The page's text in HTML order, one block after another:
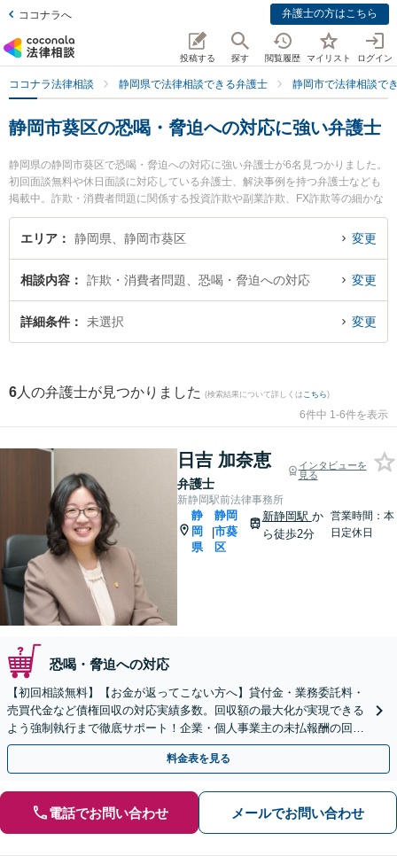
ココナラへ 弁護士の方はこちら
投稿する 探す 閲覧履歴 マイリスト ログイン
ココナラ法律相談 静岡県で法律相談できる弁護士 静岡市で法律相談で
静岡市葵区の恐喝・脅迫への対応に強い弁護士
静岡県の静岡市葵区で恐喝・脅迫への対応に強い弁護士が6名見つかりました。
初回面談無料や休日面談に対応している弁護士、解決事例を持つ弁護士なども
掲載中。詐欺・消費者問題に関係する投資詐欺や副業詐欺、FX詐欺等の細かな
分野での絞り込み検索もでき便利です。特に新静岡駅前法律事務所の日吉 加奈
恵弁護士や弁護士法人市民の森静岡第一法律事務所の西澤 美和子弁護士、静岡
喝・脅迫への対応のトラブルを今すぐに弁護士に相談したい』『恐喝・脅迫へ
の対応のトラブル解決の実績豊富な近くの弁護士を検索したい』『初回相談無
料で恐喝・脅迫への対応を法律相談できる静岡市葵区内の弁護士に相談予約し
エリア 静岡県、静岡市葵区 変更
相談内容 詐欺・消費者問題、恐喝・脅迫への対応 変更
詳細条件 未選択 変更
6 人の弁護士が見つかりました (検索結果について詳しくは こちら)
6件中 1-6件を表示
日吉 加奈恵
弁護士
インタビューを
見る
新静岡駅前法律事務所
静
岡
県
|
静岡
市葵
区
新静岡駅 か
ら徒歩2分
営業時間：本
日定休日
恐喝・脅迫への対応
【初回相談無料】【お金が返ってこない方へ】貸付金・業務委託料・
売買代金など債権回収の対応実績多数。回収額の最大化が実現できる
よう強制執行まで徹底サポート！企業・個人事業主の未払報酬の回収
もお任せください【新静岡駅直結】【夜間・休日相談OK】
料金表を見る
電話でお問い合わせ メールでお問い合わせ